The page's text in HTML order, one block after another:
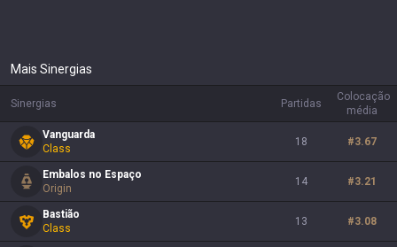
Mais Sinergias
Sinergias Partidas
Colocação
média
Vanguarda
Class
18 #3.67
Embalos no Espaço
Origin
14 #3.21
Bastião
Class
13 #3.08